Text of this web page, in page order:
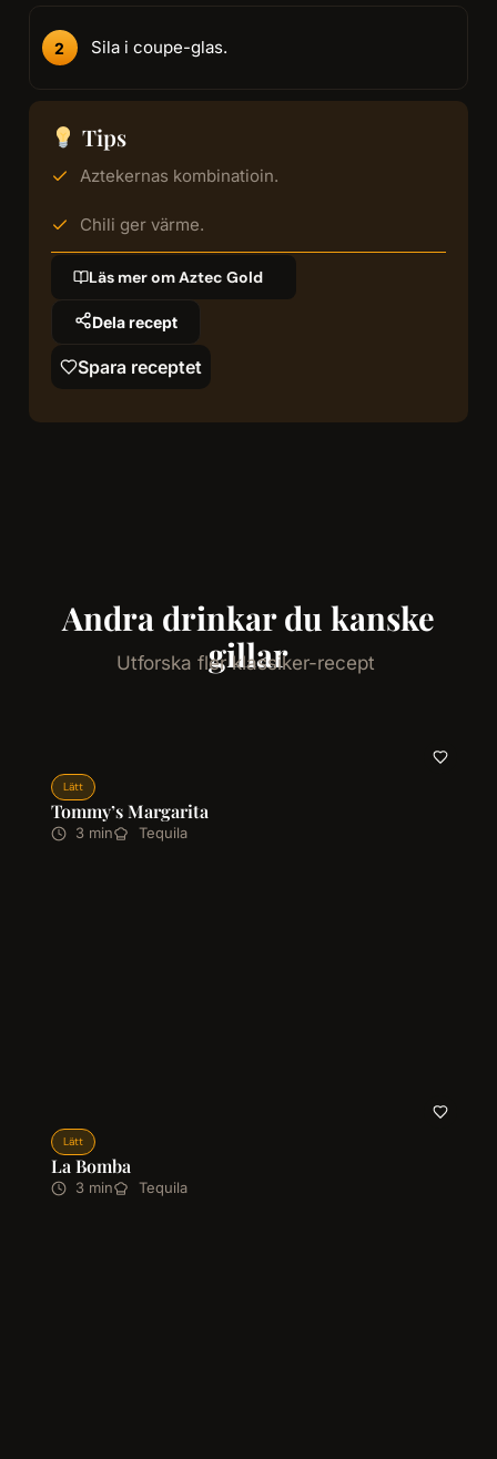
Sila i coupe-glas.
Tips
Aztekernas kombinatioin.
Chili ger värme.
Läs mer om Aztec Gold
Dela recept
Spara receptet
Andra drinkar du kanske
gillar
Utforska fler klassiker-recept
Lätt
Tommy’s Margarita
3 min Tequila
Lätt
La Bomba
3 min Tequila